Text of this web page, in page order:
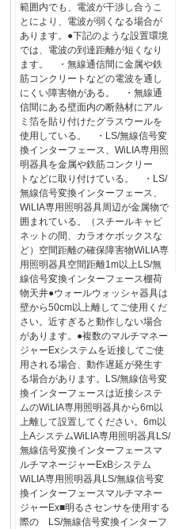
範囲内でも、電波が干渉し合うこ
とにより、電波が弱くなる場合が
あります。●下記のような設置環境
では、電波の到達距離が短くなり
ます。 ・無線通信間に金属や鉄
筋コンクリートなどの電波を通し
にくい障害物がある。 ・無線通
信間にある壁面内の断熱材にアル
ミ箔を貼り付けたグラスウールを
使用している。 ・LS/無線信号変
換インターフェース、WiLIA専用照
明器具を金属や鉄筋コンクリー
トなどに取り付けている。 ・LS/
無線信号変換インターフェース、
WiLIA専用照明器具周辺が金属物で
囲まれている。（スチールキャビ
ネットの間、カラオケボックスな
ど）空間距離の確保障害物WiLIA専
用照明器具空間距離1m以上LS/無
線信号変換インターフェース棚荷
物天井●ウォールウォッシャ器具は
壁から50cm以上離してご使用くだ
さい。近すぎると動作しない場合
があります。●複数のマルチマネー
ジャーExシステムを近接してご使
用される場合、動作遅延が発生す
る場合があります。LS/無線信号変
換インターフェースは近接システ
ムのWiLIA専用照明器具から6m以
上離して設置してください。6m以
上AシステムWiLIA専用照明器具LS/
無線信号変換インターフェースマ
ルチマネージャーExBシステム
WiLIA専用照明器具LS/無線信号変
換インターフェースマルチマネー
ジャーEx■明るさセンサを使用する
際の LS/無線信号変換インターフ